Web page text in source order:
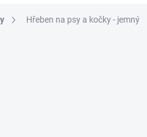
Hřeben na psy a kočky - jemný